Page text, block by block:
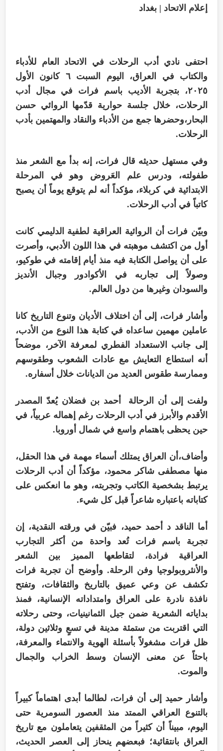
إعلام الاتحاد | بغداد
احتفى نادي أدب الرحلات في الاتحاد العام للأدباء
والكتاب في العراق، اليوم السبت ٦ كانون الأول
٢٠٢٥، بتجربة الأديب باسم فرات في مجال أدب
الرحلات، خلال جلسة حوارية قدّمها الروائي حسن
البحار،وحضرها جمع من الأدباء والنقاد والمهتمين بأدب
الرحلات.
وفي مستهل حديثه قال فرات، إنه بدأ مع الشعر منذ
طفولته، ودرس علم العَروض وهو في المرحلة
الابتدائية في كربلاء، مؤكداً أنه لم يتوقع يوماً أن يصبح
كاتباً في أدب الرحلات.
وبيّن فرات أن الروائية العراقية لطفية الدليمي كانت
أول من اكتشف موهبته في هذا اللون الأدبي، وأصرت
على أن يواصل الكتابة فيه منذ أيام إقامته في طوكيو،
وصولاً إلى تجاربه في الأكوادور وجبال الأنديز
والسودان وغيرها من دول العالم.
وأشار فرات، إلى أن اختلاف الأديان وتنوع التاريخ كانا
عاملين مهمين ساعداه في كتابة هذا النوع من الأدب،
إلى جانب الاستعداد الفطري لمعرفة الآخر، موضحاً
أنه استطاع التعايش مع عادات الشعوب وطقوسهم
وممارسة طقوس العديد من الديانات خلال أسفاره.
ولفت إلى أن الرحالة أحمد بن فضلان يُعدّ المصدر
الأقدم والأبرز في أدب الرحلات رغم إهماله عربياً، في
حين يحظى باهتمام واسع في شمال أوروبا.
وأضاف،أن العراق يمتلك أسماء مهمة في هذا الحقل،
منها مصطفى شاكر محمود، مؤكداً أن أدب الرحلات
يرتبط بشخصية الكاتب وتجربته، وهو ما انعكس على
كتاباته باعتباره شاعراً قبل كل شيء.
أما الناقد د أحمد حميد، فبيّن في ورقته النقدية، إن
تجربة باسم فرات تُعد واحدة من أكثر التجارب
العراقية فرادة، لتقاطعها المميز بين الشعر
والأنثروبولوجيا وفن الرحلة. وأوضح أن تجربة فرات
تكشف عن وعي عميق بالتاريخ والثقافات، وتفتح
نافذة نادرة على العراق وامتداداته الإنسانية، فمنذ
بداياته الشعرية ضمن جيل الثمانينيات، وحتى رحلاته
التي اقتربت من ستمئة مدينة في تسعٍ وثلاثين دولة،
ظل فرات مشغولاً بأسئلة الهوية والانتماء والمعرفة،
باحثاً عن معنى الإنسان وسط الخراب والجمال
والموت.
وأشار حميد إلى أن فرات، لطالما أبدى اهتماماً كبيراً
بالتنوع العراقي الممتد منذ العصور السومرية حتى
اليوم، مبيناً أن كثيراً من المثقفين يتعاملون مع تاريخ
العراق بانتقائية؛ فبعضهم ينحاز إلى العصر الحديث،